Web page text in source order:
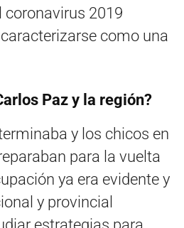
coronavirus 2019
como una
Paz y la región?
y los chicos en
para la vuelta
ya era evidente y
y provincial